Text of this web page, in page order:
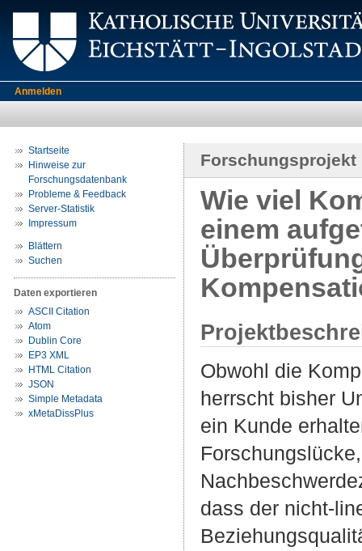
Anmelden
Startseite
Hinweise zur
Forschungsdatenbank
Probleme & Feedback
Server-Statistik
Impressum
Blättern
Suchen
Daten exportieren
ASCII Citation
Atom
Dublin Core
EP3 XML
HTML Citation
JSON
Simple Metadata
xMetaDissPlus
Forschungsprojekt
Wie viel
einem
Obwohl die
herrscht bisher
ein Kunde
dass der nicht-